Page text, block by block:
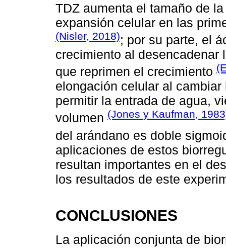
TDZ aumenta el tamaño de
expansión celular en las
(Nisler, 2018); por su parte, el
crecimiento al desencadenar
que reprimen el crecimiento
elongación celular al
permitir la entrada de agua,
volumen (Jones y Kaufman,
del arándano es doble
aplicaciones de estos
resultan importantes en el
los resultados de este
CONCLUSIONES
La aplicación conjunta de